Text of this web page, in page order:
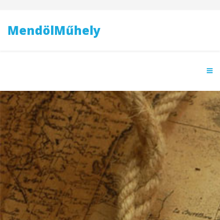
MendölMűhely